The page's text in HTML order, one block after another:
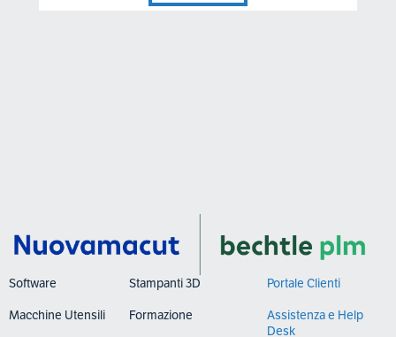
Software Stampanti 3D
Macchine Utensili Formazione
Portale Clienti
Assistenza e Help
Desk